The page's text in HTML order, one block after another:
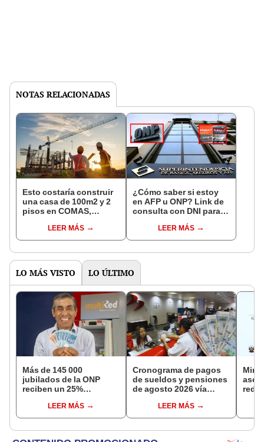
NOTAS RELACIONADAS
Esto costaría construir
una casa de 100m2 y 2
pisos en COMAS,
distritos de LIMA
NORTE
LEER MÁS
¿Cómo saber si estoy
en AFP u ONP? Link de
consulta con DNI para
pensiones estás
LEER MÁS
LO MÁS VISTO LO ÚLTIMO
Más de 145 000
jubilados de la ONP
reciben un 25%
en agostoLEER MÁS
Cronograma de pagos
de sueldos y pensiones
de agosto 2026 vía
conoce las fechas de
depósito
LEER MÁS